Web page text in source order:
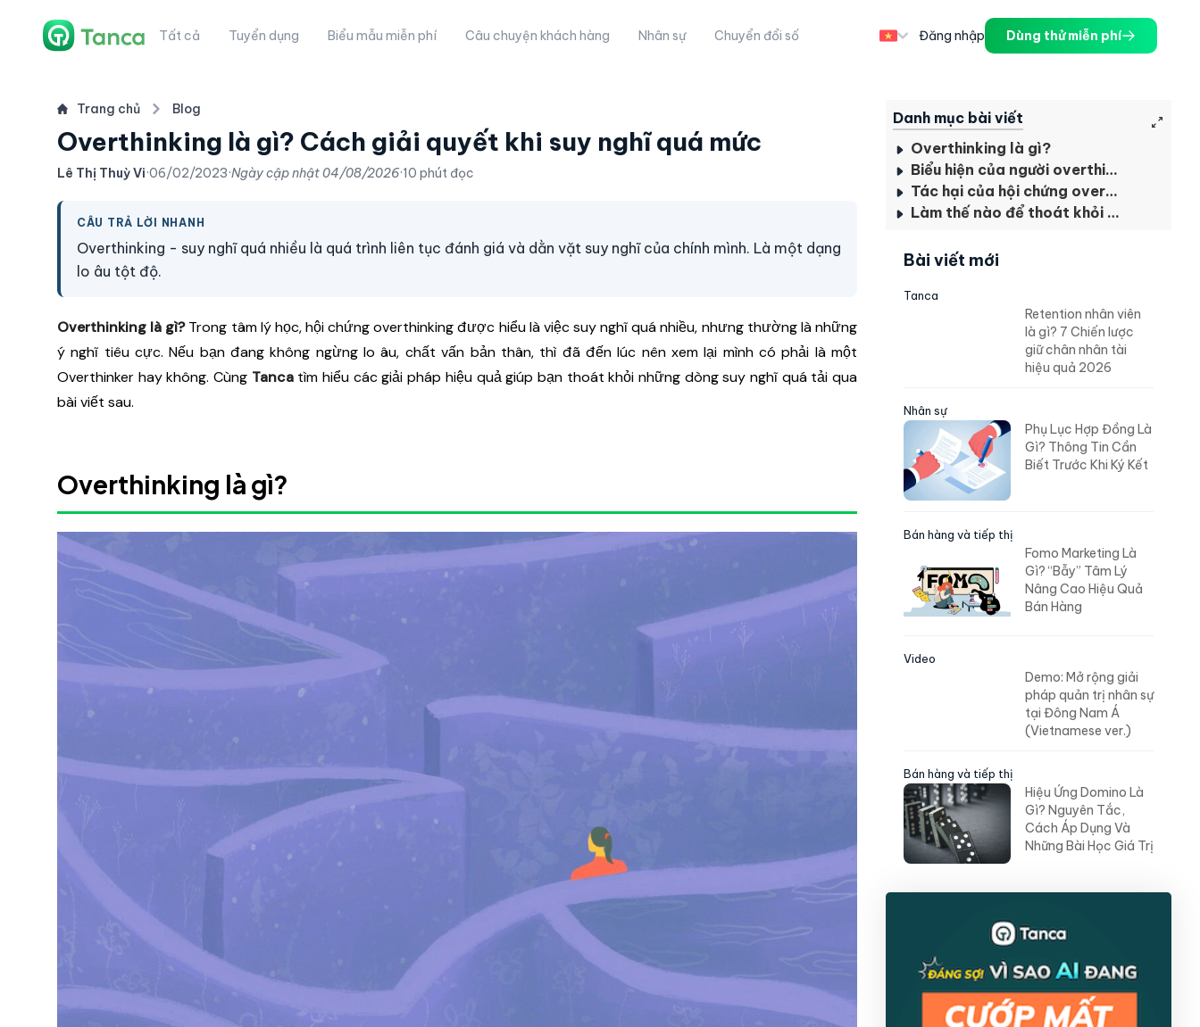
Tất cả Tuyển dụng Biểu mẫu miễn phí Câu chuyện khách hàng Nhân sự Chuyển đổi số Đăng nhập Dùng thử miễn phí
Trang chủ Blog
Overthinking là gì? Cách giải quyết khi suy nghĩ quá mức
Lê Thị Thuỳ Vi·06/02/2023·Ngày cập nhật04/08/2026·10 phút đọc
CÂU TRẢ LỜI NHANH
Overthinking - suy nghĩ quá nhiều là quá trình liên tục đánh giá và dằn vặt suy nghĩ của chính mình. Là một dạng
lo âu tột độ.
Overthinking là gì?Trong tâm lý học, hội chứng overthinking được hiểu là việc suy nghĩ quá nhiều, nhưng thường là những
ý nghĩ tiêu cực. Nếu bạn đang không ngừng lo âu, chất vấn bản thân, thì đã đến lúc nên xem lại mình có phải là một
Overthinker hay không. Cùng Tancatìm hiểu các giải pháp hiệu quả giúp bạn thoát khỏi những dòng suy nghĩ quá tải qua
bài viết sau.
Overthinking là gì?
Danh mục bài viết
Overthinking là gì?
Biểu hiện của người overthinking
Tác hại của hội chứng overthinking
Làm thế nào để thoát khỏi Overthinking?
Bài viết mới
Tanca
Retention nhân viên
là gì? 7 Chiến lược
giữ chân nhân tài
hiệu quả 2026
Nhân sự
Phụ Lục Hợp Đồng Là
Gì? Thông Tin Cần
Biết Trước Khi Ký Kết
Bán hàng và tiếp thị
Fomo Marketing Là
Gì? “Bẫy” Tâm Lý
Nâng Cao Hiệu Quả
Bán Hàng
Video
Demo: Mở rộng giải
pháp quản trị nhân sự
tại Đông Nam Á
(Vietnamese ver.)
Bán hàng và tiếp thị
Hiệu Ứng Domino Là
Gì? Nguyên Tắc,
Cách Áp Dụng Và
Những Bài Học Giá Trị